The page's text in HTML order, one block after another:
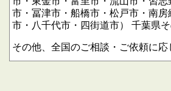
市・冨津市・船橋市・松戸市・南
市・八千代市・四街道市）
千葉県
その他、全国のご相談・ご依頼に応